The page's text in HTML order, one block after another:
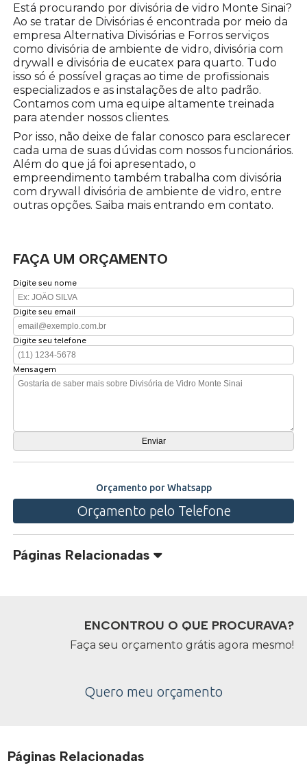
Está procurando por divisória de vidro Monte Sinai?
Ao se tratar de Divisórias é encontrada por meio da
empresa Alternativa Divisórias e Forros serviços
como divisória de ambiente de vidro, divisória com
drywall e divisória de eucatex para quarto. Tudo
isso só é possível graças ao time de profissionais
especializados e as instalações de alto padrão.
Contamos com uma equipe altamente treinada
para atender nossos clientes.
Por isso, não deixe de falar conosco para esclarecer
cada uma de suas dúvidas com nossos funcionários.
Além do que já foi apresentado, o
empreendimento também trabalha com divisória
com drywall divisória de ambiente de vidro, entre
outras opções. Saiba mais entrando em contato.
FAÇA UM ORÇAMENTO
Digite seu nome
Digite seu email
Digite seu telefone
Mensagem
Orçamento por Whatsapp
Orçamento pelo Telefone
Páginas Relacionadas
ENCONTROU O QUE PROCURAVA?
Faça seu orçamento grátis agora mesmo!
Quero meu orçamento
Páginas Relacionadas